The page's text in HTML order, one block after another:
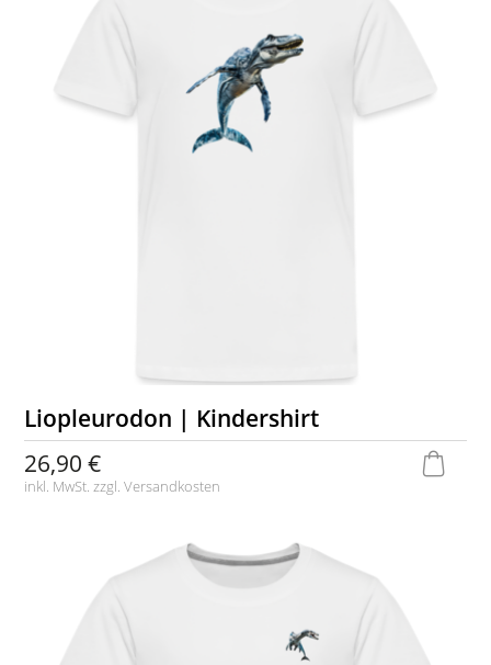
Liopleurodon | Kindershirt
26,90 €
inkl. MwSt. zzgl.Versandkosten